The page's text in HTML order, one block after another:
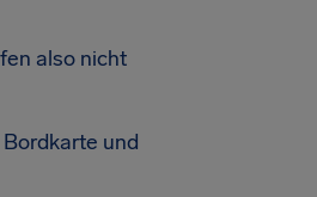
also nicht
und